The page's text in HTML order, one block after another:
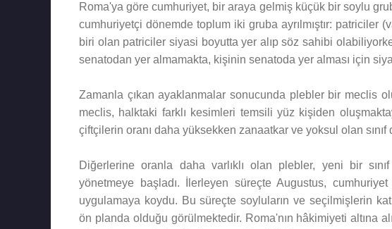
Roma'ya göre cumhuriyet, bir araya gelmiş küçük bir soylu
cumhuriyetçi dönemde toplum iki gruba ayrılmıştır: patriciler
biri olan patriciler siyasi boyutta yer alıp söz sahibi
senatodan yer almamakta, kişinin senatoda yer alması için
Zamanla çıkan ayaklanmalar sonucunda plebler bir meclis
meclis, halktaki farklı kesimleri temsili yüz kişiden
çiftçilerin oranı daha yüksekken zanaatkar ve yoksul olan
Diğerlerine oranla daha varlıklı olan plebler, yeni bir
yönetmeye başladı. İlerleyen süreçte Augustus,
uygulamaya koydu. Bu süreçte soyluların ve seçilmişlerin
ön planda olduğu görülmektedir. Roma'nın hâkimiyeti altına